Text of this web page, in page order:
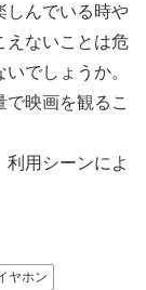
しんでいる時や
えないことは危
でしょうか。
映画を観るこ
用シーンによ
ヤホン